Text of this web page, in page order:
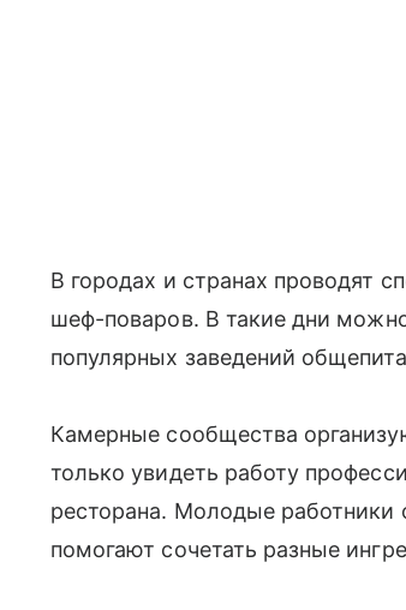
В городах и странах проводят
шеф-поваров. В такие дни
популярных заведений
Камерные сообщества
только увидеть работу
ресторана. Молодые работники
помогают сочетать разные